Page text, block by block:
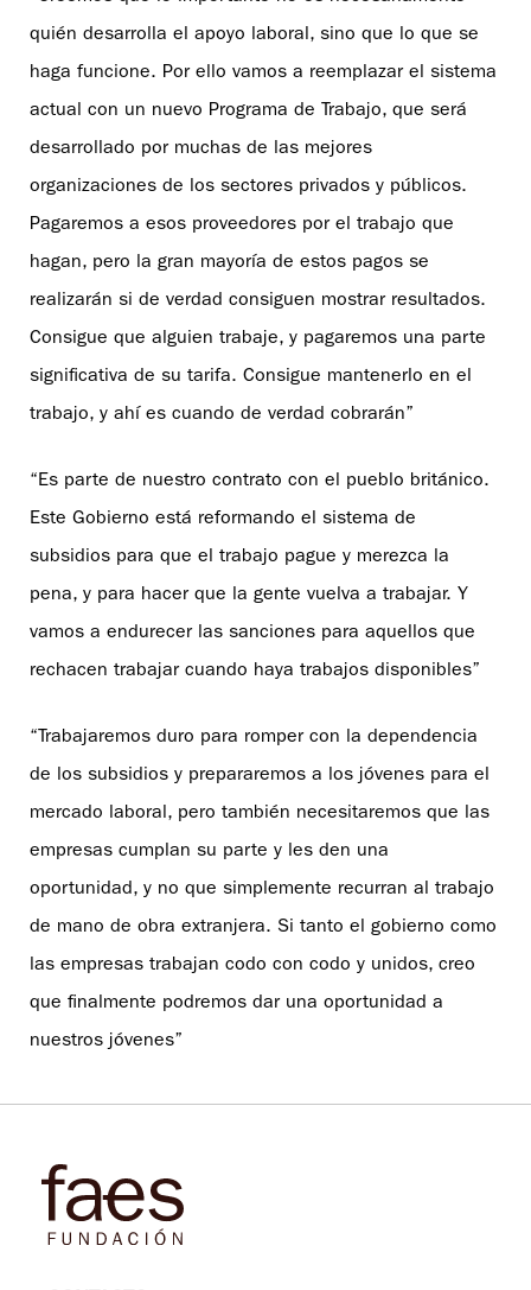
quién desarrolla el apoyo laboral, sino que lo que se
haga funcione. Por ello vamos a reemplazar el sistema
actual con un nuevo Programa de Trabajo, que será
desarrollado por muchas de las mejores
organizaciones de los sectores privados y públicos.
Pagaremos a esos proveedores por el trabajo que
hagan, pero la gran mayoría de estos pagos se
realizarán si de verdad consiguen mostrar resultados.
Consigue que alguien trabaje, y pagaremos una parte
significativa de su tarifa. Consigue mantenerlo en el
trabajo, y ahí es cuando de verdad cobrarán”
“Es parte de nuestro contrato con el pueblo británico.
Este Gobierno está reformando el sistema de
subsidios para que el trabajo pague y merezca la
pena, y para hacer que la gente vuelva a trabajar. Y
vamos a endurecer las sanciones para aquellos que
rechacen trabajar cuando haya trabajos disponibles”
“Trabajaremos duro para romper con la dependencia
de los subsidios y prepararemos a los jóvenes para el
mercado laboral, pero también necesitaremos que las
empresas cumplan su parte y les den una
oportunidad, y no que simplemente recurran al trabajo
de mano de obra extranjera. Si tanto el gobierno como
las empresas trabajan codo con codo y unidos, creo
que finalmente podremos dar una oportunidad a
nuestros jóvenes”